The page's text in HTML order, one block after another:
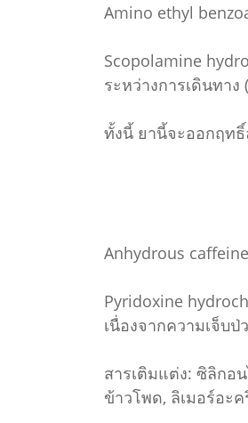
Amino ethyl
Scopolamine
ระหว่างการเดินทาง
ทั้งนี้ ยานี้จะออกฤท
Anhydrous
Pyridoxine
เนื่องจากความเจ็บป่
สารเติมแต่ง: ซิลิกอ
ข้าวโพด, ลิเมอร์อะ